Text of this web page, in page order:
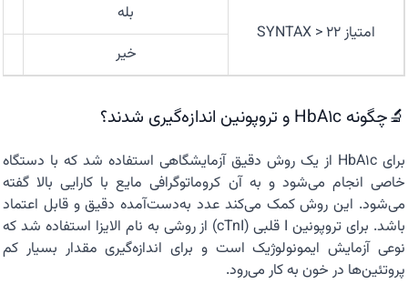
امتیاز SYNTAX > 22
بله
خیر
🔬چگونه HbA1c و تروپونین اندازه‌گیری شدند؟
برای HbA1c از یک روش دقیق آزمایشگاهی استفاده شد که با دستگاه
خاصی انجام می‌شود و به آن کروماتوگرافی مایع با کارایی بالا گفته
می‌شود. این روش کمک می‌کند عدد به‌دست‌آمده دقیق و قابل اعتماد
باشد. برای تروپونین I قلبی (cTnI) از روشی به نام الایزا استفاده شد که
نوعی آزمایش ایمونولوژیک است و برای اندازه‌گیری مقدار بسیار کم
پروتئین‌ها در خون به کار می‌رود.